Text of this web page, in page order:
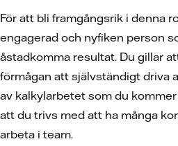
För att bli framgångsrik i denna
engagerad och nyfiken person
åstadkomma resultat. Du gillar
förmågan att självständigt driva
av kalkylarbetet som du kommer
att du trivs med att ha många
arbeta i team.